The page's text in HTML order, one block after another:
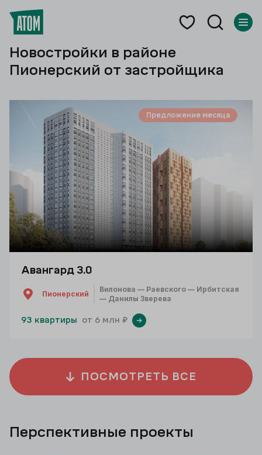
Новостройки в районе
Пионерский от застройщика
Предложение месяца
Авангард 3.0
Пионерский
Вилонова — Раевского — Ирбитская
— Данилы Зверева
93 квартиры от 6 млн ₽
ПОСМОТРЕТЬ ВСЕ
Перспективные проекты